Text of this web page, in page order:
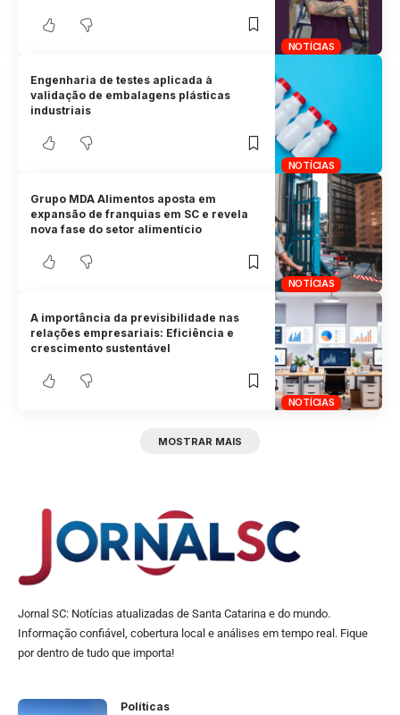
NOTÍCIAS
NOTÍCIAS
Engenharia de testes aplicada à
validação de embalagens plásticas
industriais
NOTÍCIAS
Grupo MDA Alimentos aposta em
expansão de franquias em SC e revela
nova fase do setor alimentício
NOTÍCIAS
A importância da previsibilidade nas
relações empresariais: Eficiência e
crescimento sustentável
MOSTRAR MAIS
Jornal SC: Notícias atualizadas de Santa Catarina e do mundo.
Informação confiável, cobertura local e análises em tempo real. Fique
por dentro de tudo que importa!
Políticas